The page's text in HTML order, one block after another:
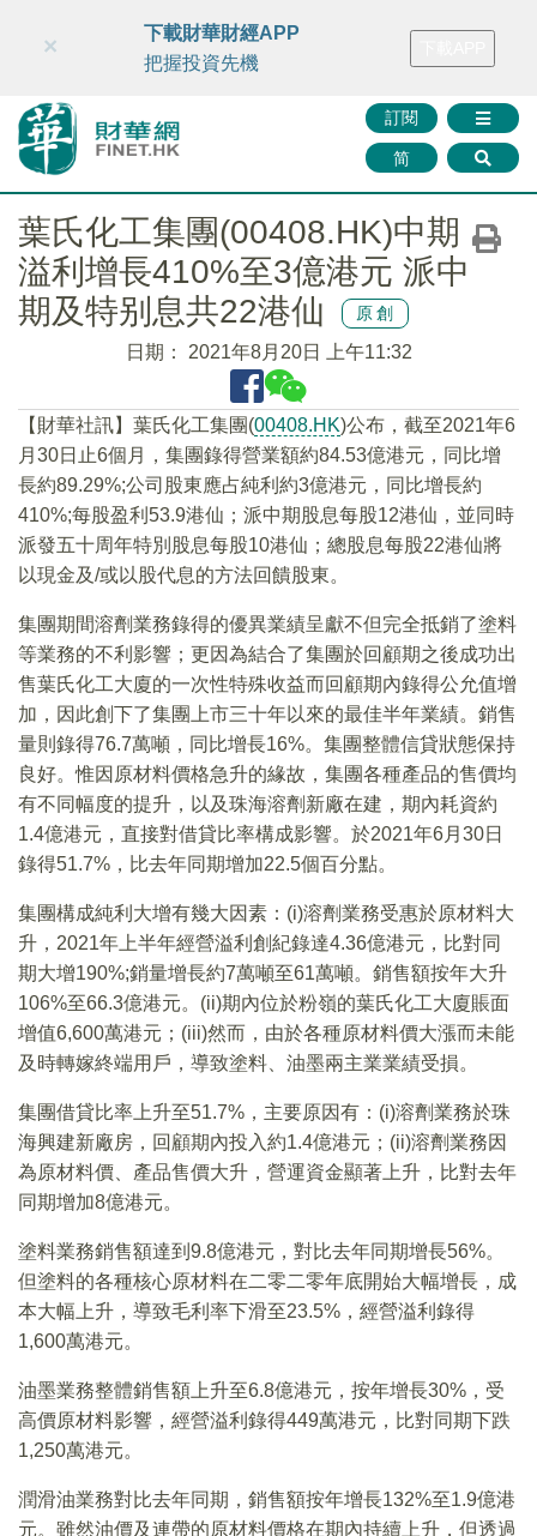
財華智庫網 FINTV FINMETA 財華證券 媒體矩陣
訂閱
简
×
下載財華財經APP
把握投資先機
葉氏化工集團(00408.HK)中期
溢利增長410%至3億港元 派中
期及特别息共22港仙
原創
日期： 2021年8月20日 上午11:32
【財華社訊】葉氏化工集團(00408.HK)公布，截至2021年6
月30日止6個月，集團錄得營業額約84.53億港元，同比增
長約89.29%;公司股東應占純利約3億港元，同比增長約
410%;每股盈利53.9港仙；派中期股息每股12港仙，並同時
派發五十周年特別股息每股10港仙；總股息每股22港仙將
以現金及/或以股代息的方法回饋股東。
集團期間溶劑業務錄得的優異業績呈獻不但完全抵銷了塗料
等業務的不利影響；更因為結合了集團於回顧期之後成功出
售葉氏化工大廈的一次性特殊收益而回顧期內錄得公允值增
加，因此創下了集團上市三十年以來的最佳半年業績。銷售
量則錄得76.7萬噸，同比增長16%。集團整體信貸狀態保持
良好。惟因原材料價格急升的緣故，集團各種產品的售價均
有不同幅度的提升，以及珠海溶劑新廠在建，期內耗資約
1.4億港元，直接對借貸比率構成影響。於2021年6月30日
錄得51.7%，比去年同期增加22.5個百分點。
集團構成純利大增有幾大因素：(i)溶劑業務受惠於原材料大
升，2021年上半年經營溢利創紀錄達4.36億港元，比對同
期大增190%;銷量增長約7萬噸至61萬噸。銷售額按年大升
106%至66.3億港元。(ii)期內位於粉嶺的葉氏化工大廈賬面
增值6,600萬港元；(iii)然而，由於各種原材料價大漲而未能
及時轉嫁終端用戶，導致塗料、油墨兩主業業績受損。
集團借貸比率上升至51.7%，主要原因有：(i)溶劑業務於珠
海興建新廠房，回顧期內投入約1.4億港元；(ii)溶劑業務因
為原材料價、產品售價大升，營運資金顯著上升，比對去年
同期增加8億港元。
塗料業務銷售額達到9.8億港元，對比去年同期增長56%。
但塗料的各種核心原材料在二零二零年底開始大幅增長，成
本大幅上升，導致毛利率下滑至23.5%，經營溢利錄得
1,600萬港元。
油墨業務整體銷售額上升至6.8億港元，按年增長30%，受
高價原材料影響，經營溢利錄得449萬港元，比對同期下跌
1,250萬港元。
潤滑油業務對比去年同期，銷售額按年增長132%至1.9億港
元。雖然油價及連帶的原材料價格在期內持續上升，但透過